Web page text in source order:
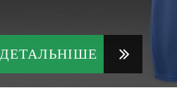
ДЕТАЛЬНІШЕ